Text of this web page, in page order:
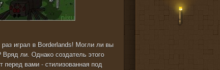
раз играл в Borderlands! Могли ли вы
Вряд ли. Однако создатель этого
перед вами - стилизованная под